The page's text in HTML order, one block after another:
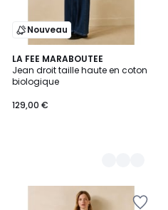
Nouveau
LA FEE MARABOUTEE
Jean droit taille haute en coton
biologique
129,00 €
2
Couleurs